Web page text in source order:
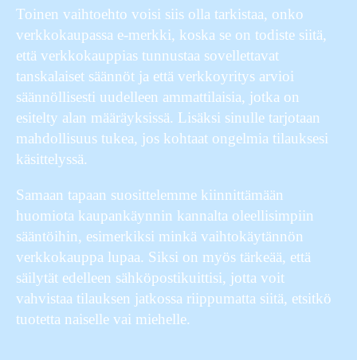
Toinen vaihtoehto voisi siis olla tarkistaa, onko
verkkokaupassa e-merkki, koska se on todiste siitä,
että verkkokauppias tunnustaa sovellettavat
tanskalaiset säännöt ja että verkkoyritys arvioi
säännöllisesti uudelleen ammattilaisia, jotka on
esitelty alan määräyksissä. Lisäksi sinulle tarjotaan
mahdollisuus tukea, jos kohtaat ongelmia tilauksesi
käsittelyssä.
Samaan tapaan suosittelemme kiinnittämään
huomiota kaupankäynnin kannalta oleellisimpiin
sääntöihin, esimerkiksi minkä vaihtokäytännön
verkkokauppa lupaa. Siksi on myös tärkeää, että
säilytät edelleen sähköpostikuittisi, jotta voit
vahvistaa tilauksen jatkossa riippumatta siitä, etsitkö
tuotetta naiselle vai miehelle.